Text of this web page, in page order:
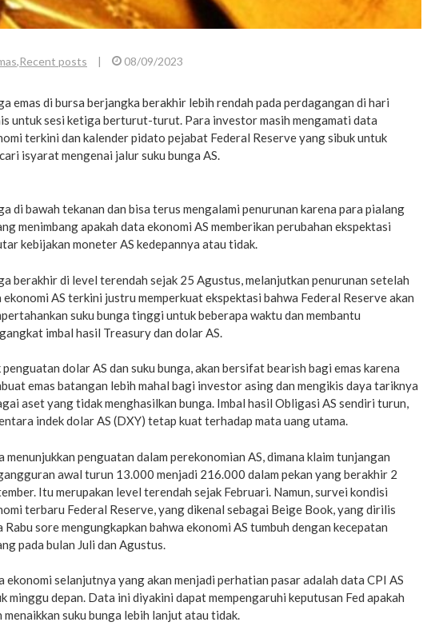
,Recent posts | 08/09/2023
emas di bursa berjangka berakhir lebih rendah pada perdagangan di hari
untuk sesi ketiga berturut-turut. Para investor masih mengamati data
terkini dan kalender pidato pejabat Federal Reserve yang sibuk untuk
isyarat mengenai jalur suku bunga AS.
di bawah tekanan dan bisa terus mengalami penurunan karena para pialang
menimbang apakah data ekonomi AS memberikan perubahan ekspektasi
kebijakan moneter AS kedepannya atau tidak.
berakhir di level terendah sejak 25 Agustus, melanjutkan penurunan setelah
ekonomi AS terkini justru memperkuat ekspektasi bahwa Federal Reserve akan
suku bunga tinggi untuk beberapa waktu dan membantu
imbal hasil Treasury dan dolar AS.
penguatan dolar AS dan suku bunga, akan bersifat bearish bagi emas karena
emas batangan lebih mahal bagi investor asing dan mengikis daya tariknya
aset yang tidak menghasilkan bunga. Imbal hasil Obligasi AS sendiri turun,
indek dolar AS (DXY) tetap kuat terhadap mata uang utama.
menunjukkan penguatan dalam perekonomian AS, dimana klaim tunjangan
awal turun 13.000 menjadi 216.000 dalam pekan yang berakhir 2
Itu merupakan level terendah sejak Februari. Namun, survei kondisi
terbaru Federal Reserve, yang dikenal sebagai Beige Book, yang dirilis
Rabu sore mengungkapkan bahwa ekonomi AS tumbuh dengan kecepatan
pada bulan Juli dan Agustus.
ekonomi selanjutnya yang akan menjadi perhatian pasar adalah data CPI AS
minggu depan. Data ini diyakini dapat mempengaruhi keputusan Fed apakah
menaikkan suku bunga lebih lanjut atau tidak.